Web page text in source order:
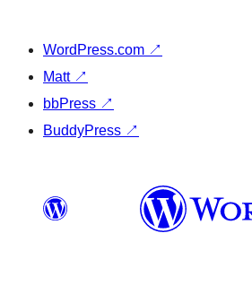
WordPress.com ↗
Matt ↗
bbPress ↗
BuddyPress ↗